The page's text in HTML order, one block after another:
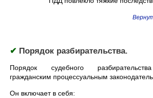
✔ Порядок разбирательства.
Порядок судебного
гражданским процессуальным
Он включает в себя: